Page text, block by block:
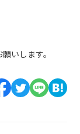
いします。